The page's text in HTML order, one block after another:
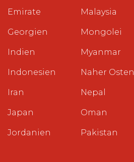
Emirate
Georgien
Indien
Indonesien
Iran
Japan
Jordanien
Malaysia
Mongolei
Myanmar
Naher Osten
Nepal
Oman
Pakistan